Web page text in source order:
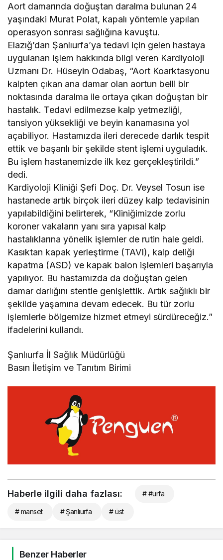
Aort damarında doğuştan daralma bulunan 24
yaşındaki Murat Polat, kapalı yöntemle yapılan
operasyon sonrası sağlığına kavuştu.
Elazığ’dan Şanlıurfa’ya tedavi için gelen hastaya
uygulanan işlem hakkında bilgi veren Kardiyoloji
Uzmanı Dr. Hüseyin Odabaş, “Aort Koarktasyonu
kalpten çıkan ana damar olan aortun belli bir
noktasında daralma ile ortaya çıkan doğuştan bir
hastalık. Tedavi edilmezse kalp yetmezliği,
tansiyon yüksekliği ve beyin kanamasına yol
açabiliyor. Hastamızda ileri derecede darlık tespit
ettik ve başarılı bir şekilde stent işlemi uyguladık.
Bu işlem hastanemizde ilk kez gerçekleştirildi.”
dedi.
Kardiyoloji Kliniği Şefi Doç. Dr. Veysel Tosun ise
hastanede artık birçok ileri düzey kalp tedavisinin
yapılabildiğini belirterek, “Kliniğimizde zorlu
koroner vakaların yanı sıra yapısal kalp
hastalıklarına yönelik işlemler de rutin hale geldi.
Kasıktan kapak yerleştirme (TAVI), kalp deliği
kapatma (ASD) ve kapak balon işlemleri başarıyla
yapılıyor. Bu hastamızda da doğuştan gelen
damar darlığını stentle genişlettik. Artık sağlıklı bir
şekilde yaşamına devam edecek. Bu tür zorlu
işlemlerle bölgemize hizmet etmeyi sürdüreceğiz.”
ifadelerini kullandı.
Şanlıurfa İl Sağlık Müdürlüğü
Basın İletişim ve Tanıtım Birimi
Haberle ilgili daha fazlası: # #urfa
# manset # Şanlıurfa # üst
Benzer Haberler